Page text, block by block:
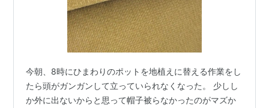
今朝、8時にひまわりのポットを地植えに替える作業をし
たら頭がガンガンして立っていられなくなった。 少しし
か外に出ないからと思って帽子被らなかったのがマズか